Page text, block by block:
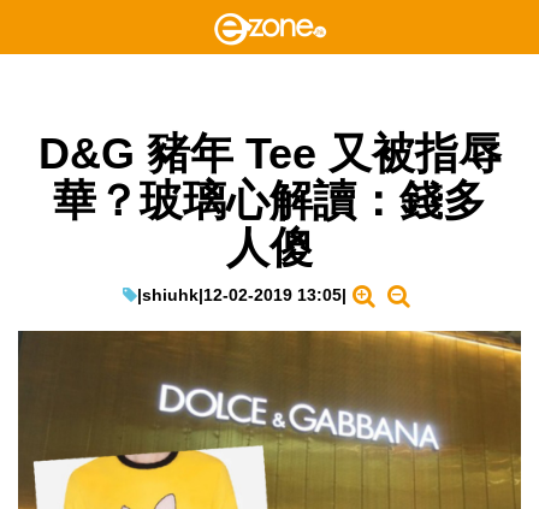
D&G 豬年 Tee 又被指辱
華？玻璃心解讀：錢多
人傻
|shiuhk|12-02-2019 13:05|